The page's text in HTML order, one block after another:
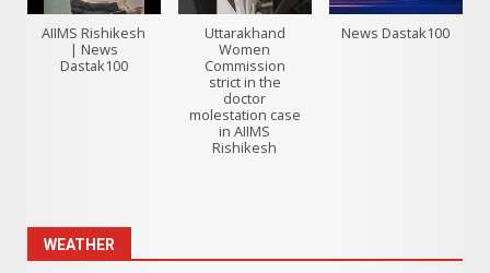
AIIMS Rishikesh
| News
Dastak100
Uttarakhand
Women
Commission
strict in the
doctor
molestation case
in AIIMS
Rishikesh
News Dastak100
WEATHER